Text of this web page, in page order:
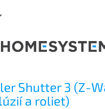
Shutter 3 (Z-
a roliet)